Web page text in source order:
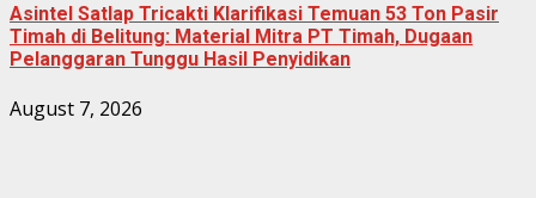
Asintel Satlap Tricakti Klarifikasi Temuan 53 Ton Pasir
Timah di Belitung: Material Mitra PT Timah, Dugaan
Pelanggaran Tunggu Hasil Penyidikan
August 7, 2026